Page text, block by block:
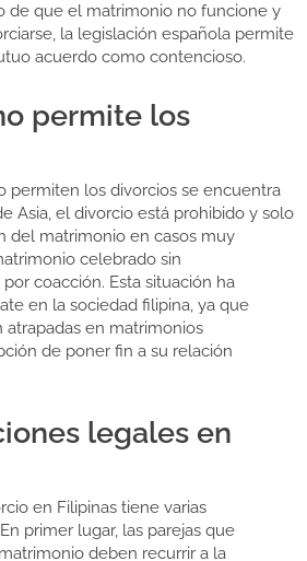
de que el matrimonio no funcione y
la legislación española permite
acuerdo como contencioso.
permite los
permiten los divorcios se encuentra
Asia, el divorcio está prohibido y solo
del matrimonio en casos muy
celebrado sin
coacción. Esta situación ha
en la sociedad filipina, ya que
atrapadas en matrimonios
de poner fin a su relación
legales en
en Filipinas tiene varias
primer lugar, las parejas que
deben recurrir a la